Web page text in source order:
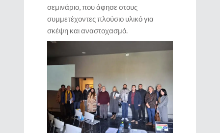
σεμινάριο, που άφησε στους
συμμετέχοντες πλούσιο υλικό για
σκέψη και αναστοχασμό.